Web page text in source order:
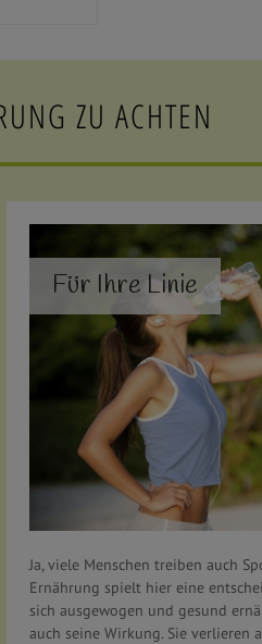
ZU ACHTEN
Für Ihre Linie
Ja, viele Menschen treiben auch
Ernährung spielt hier eine
sich ausgewogen und gesund
auch seine Wirkung. Sie verlieren